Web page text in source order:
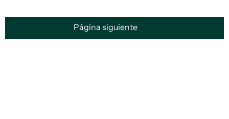
Página siguiente